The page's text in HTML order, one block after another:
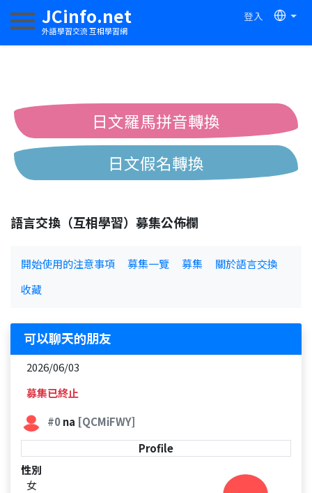
JCinfo.net
外語學習交流 互相學習網
登入
切換導航
日文羅馬拼音轉換
日文假名轉換
語言交換（互相學習）募集公佈欄
開始使用的注意事項 募集一覽 募集
關於語言交換
收藏
可以聊天的朋友
2026/06/03
募集已終止
#0na [QCMiFWY]
Profile
性別
女